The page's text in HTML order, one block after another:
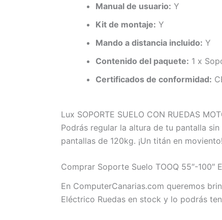
Manual de usuario: Y
Kit de montaje: Y
Mando a distancia incluido: Y
Contenido del paquete: 1 x
Certificados de conformidad:
Lux SOPORTE SUELO CON RUEDAS
Podrás regular la altura de tu pantalla
pantallas de 120kg. ¡Un titán en moviento!
Comprar Soporte Suelo TOOQ 55″-100″
En ComputerCanarias.com queremos
Eléctrico Ruedas en stock y lo podrás